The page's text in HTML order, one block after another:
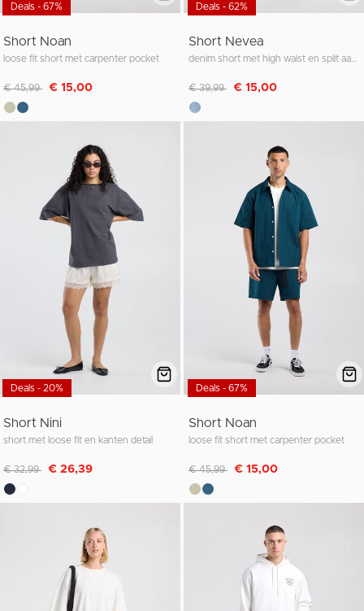
Deals - 67%
Short Noan
loose fit short met carpenter pocket
Afgeprijsd van
€ 45,99 naar
€ 15,00
Deals - 62%
Short Nevea
Afgeprijsd van
€ 39,99 naar
€ 15,00
Deals - 20%
Short Nini
short met loose fit en kanten detail
Afgeprijsd van
€ 32,99 naar
€ 26,39
Deals - 67%
Short Noan
loose fit short met carpenter pocket
Afgeprijsd van
€ 45,99 naar
€ 15,00